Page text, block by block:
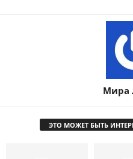
Мира
ЭТО МОЖЕТ БЫТЬ